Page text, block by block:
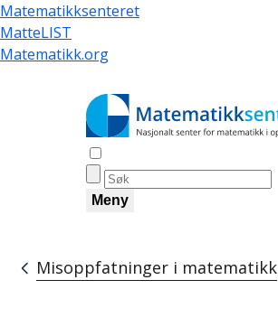
Hopp
til
hovedinnhold
Matematikksenteret
MatteLIST
Matematikk.org
Meny
Navigasjonssti
Misoppfatninger i matematikk